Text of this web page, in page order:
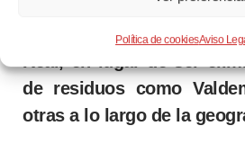
Política de cookiesAviso
biomasa se destine a
de pobreza energética,
de residuos como
otras a lo largo de la